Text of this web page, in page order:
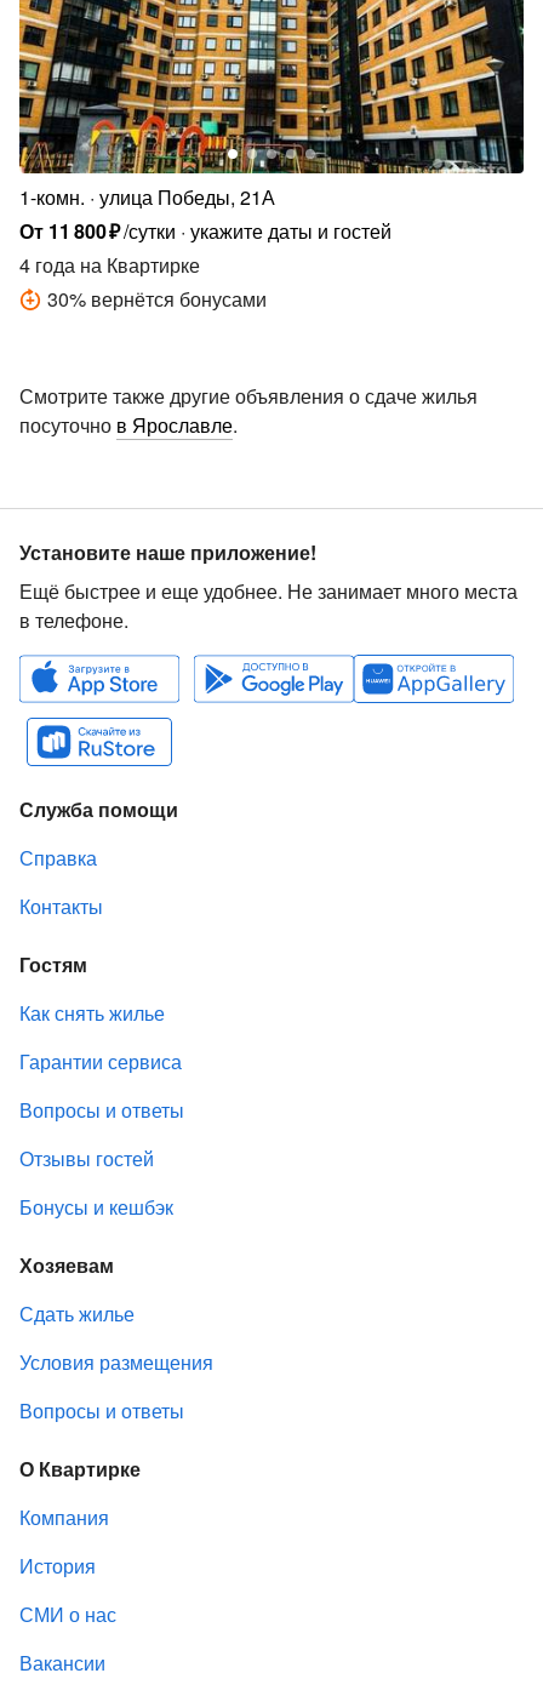
1-комн. улица Победы, 21А
От 11 800₽/сутки укажите даты и гостей
4 года на Квартирке
30% вернётся бонусами
Смотрите также другие объявления о сдаче жилья
посуточно в Ярославле.
Установите наше приложение!
Ещё быстрее и еще удобнее. Не занимает много места
в телефоне.
Служба помощи
Справка
Контакты
Гостям
Как снять жилье
Гарантии сервиса
Вопросы и ответы
Отзывы гостей
Бонусы и кешбэк
Хозяевам
Сдать жилье
Условия размещения
Вопросы и ответы
О Квартирке
Компания
История
СМИ о нас
Вакансии